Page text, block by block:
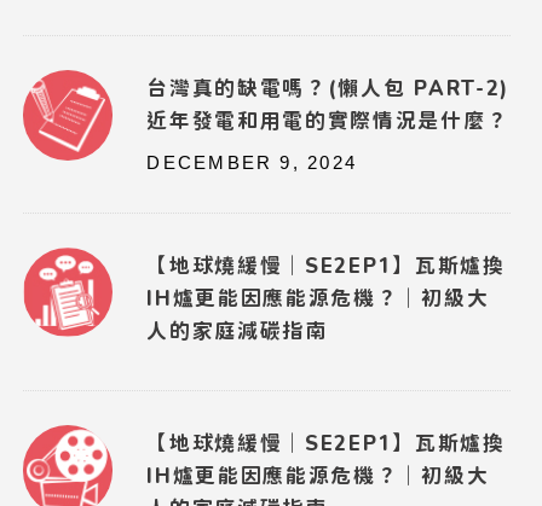
台灣真的缺電嗎？(懶人包 PART-2)
近年發電和用電的實際情況是什麼？
DECEMBER 9, 2024
【地球燒緩慢｜SE2EP1】瓦斯爐換
IH爐更能因應能源危機？｜初級大
人的家庭減碳指南
【地球燒緩慢｜SE2EP1】瓦斯爐換
IH爐更能因應能源危機？｜初級大